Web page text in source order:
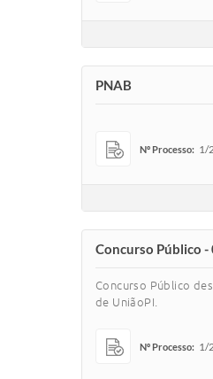
PNAB
Nº Processo: 1/
Concurso Público -
Concurso Público
de UniãoPI.
Nº Processo: 1/